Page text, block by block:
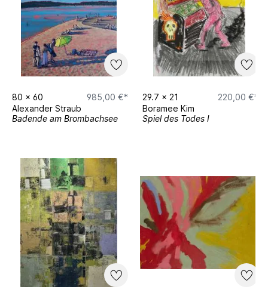
80 x 60
985,00 €*
Alexander Straub
Badende am Brombachsee
29.7 x 21
220,00 €*
Boramee Kim
Spiel des Todes I